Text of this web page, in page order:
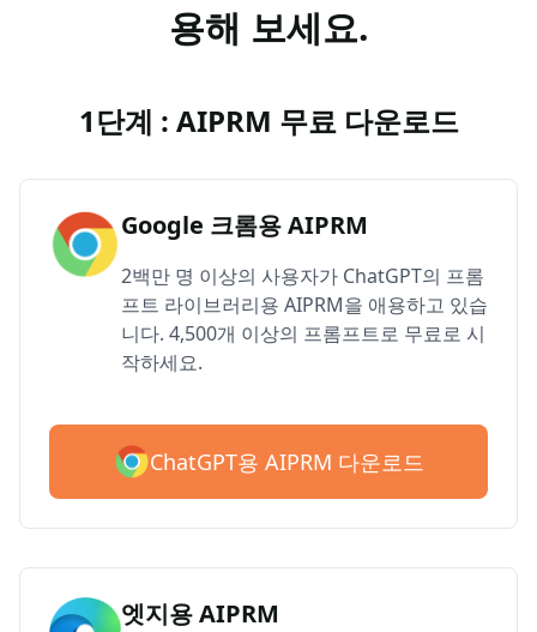
용해 보세요.
1단계 : AIPRM 무료 다운로드
Google 크롬용 AIPRM
2백만 명 이상의 사용자가 ChatGPT의 프롬
프트 라이브러리용 AIPRM을 애용하고 있습
니다. 4,500개 이상의 프롬프트로 무료로 시
작하세요.
ChatGPT용 AIPRM 다운로드
엣지용 AIPRM